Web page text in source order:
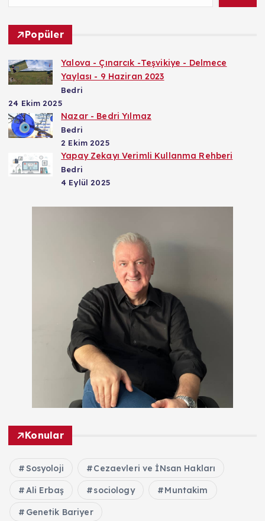
Popüler
Yalova - Çınarcık -Teşvikiye - Delmece
Yaylası - 9 Haziran 2023
Bedri
24 Ekim 2025
Nazar - Bedri Yılmaz
Bedri
2 Ekim 2025
Yapay Zekayı Verimli Kullanma Rehberi
Bedri
4 Eylül 2025
Konular
Sosyoloji Cezaevleri ve İNsan Hakları
Ali Erbaş sociology Muntakim
Genetik Bariyer